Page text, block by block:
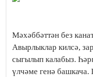
Мәхәббәттән без
Авырлыклар килсә,
сыгылып калабыз.
үлчәме генә